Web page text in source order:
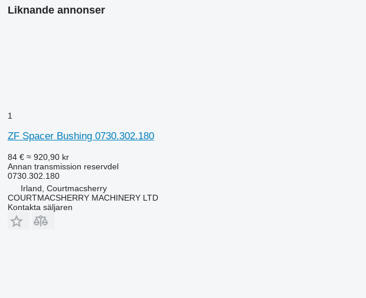
Liknande annonser
1
ZF Spacer Bushing 0730.302.180
84 € ≈ 920,90 kr
Annan transmission reservdel
0730.302.180
Irland, Courtmacsherry
COURTMACSHERRY MACHINERY LTD
Kontakta säljaren